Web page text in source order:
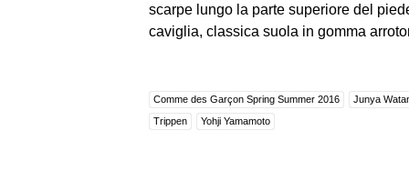
scarpe lungo la parte superiore del
caviglia, classica suola in gomma
Comme des Garçon Spring Summer 2016
Junya
Trippen
Yohji Yamamoto